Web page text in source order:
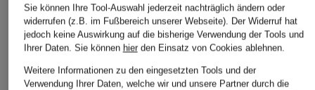
Blusenshirt mit 3/4-
Arm
159,99 €
Bestpreis:135,99 €
Ursprünglich:199,99 €
79,99 € 129,99 €
Sie können Ihre Tool-Auswahl jederzeit nachträglich ändern oder
widerrufen (z.B. im Fußbereich unserer Webseite). Der Widerruf hat
jedoch keine Auswirkung auf die bisherige Verwendung der Tools und
Ihrer Daten. Sie können hierden Einsatz von Cookies ablehnen.
Weitere Informationen zu den eingesetzten Tools und der
Verwendung Ihrer Daten, welche wir und unsere Partner durch die